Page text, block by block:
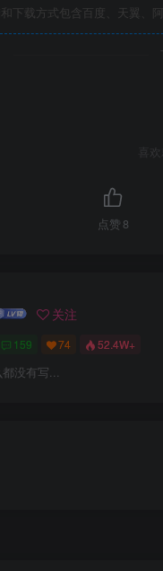
下载方式包含百度、天翼、
喜
点赞 8
关注
159 74 52.4W+
没有写...